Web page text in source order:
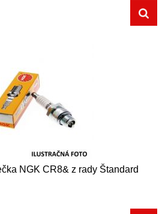
NGK CR8& z rady Štandard